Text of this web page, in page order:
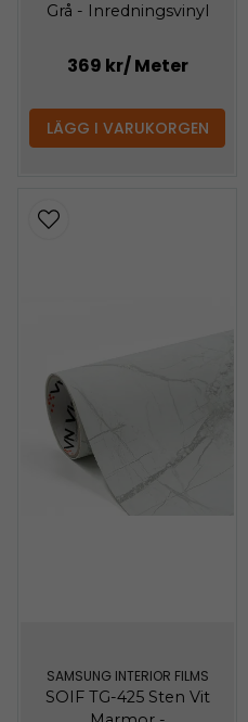
Grå - Inredningsvinyl
369 kr/ Meter
LÄGG I VARUKORGEN
SAMSUNG INTERIOR FILMS
SOIF TG-425 Sten Vit